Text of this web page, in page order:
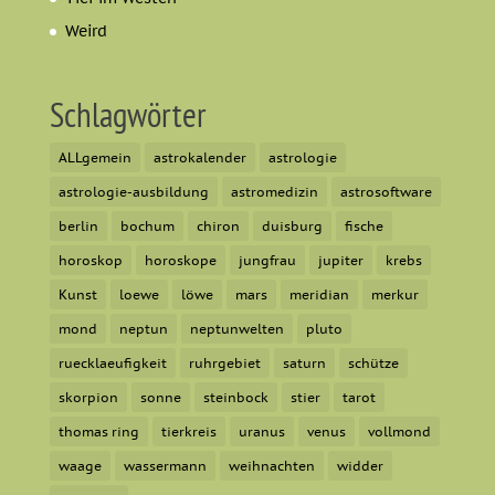
Weird
Schlagwörter
ALLgemein astrokalender astrologie
astrologie-ausbildung astromedizin astrosoftware
berlin bochum chiron duisburg fische
horoskop horoskope jungfrau jupiter krebs
Kunst loewe löwe mars meridian merkur
mond neptun neptunwelten pluto
ruecklaeufigkeit ruhrgebiet saturn schütze
skorpion sonne steinbock stier tarot
thomas ring tierkreis uranus venus vollmond
waage wassermann weihnachten widder